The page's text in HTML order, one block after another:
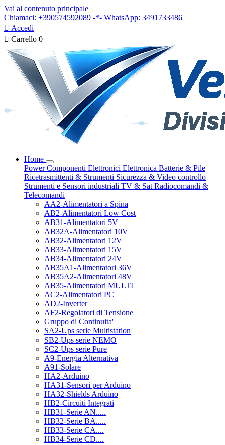
Vai al contenuto principale
Chiamaci: +390574592089 -*- WhatsApp: 3491733486
 Accedi
 Carrello 0
Home
PowerComponenti Elettronici Elettronica Batterie & Pile
Ricetrasmittenti & Strumenti Sicurezza & Video controllo
Strumenti e Sensori industriali TV & Sat Radiocomandi &
Telecomandi
AA2-Alimentatori a Spina
AB2-Alimentatori Low Cost
AB31-Alimentatori 5V
AB32A-Alimentatori 10V
AB32-Alimentatori 12V
AB33-Alimentatori 15V
AB34-Alimentatori 24V
AB35A1-Alimentatori 36V
AB35A2-Alimentatori 48V
AB35-Alimentatori MULTI
AC2-Alimentatori PC
AD2-Inverter
AF2-Regolatori di Tensione
Gruppo di Continuita'
SA2-Ups serie Multistation
SB2-Ups serie NEMO
SC2-Ups serie Pure
A9-Energia Alternativa
A91-Solare
HA2-Arduino
HA31-Sensori per Arduino
HA32-Shields Arduino
HB2-Circuiti Integrati
HB31-Serie AN.....
HB32-Serie BA.....
HB33-Serie CA....
HB34-Serie CD....